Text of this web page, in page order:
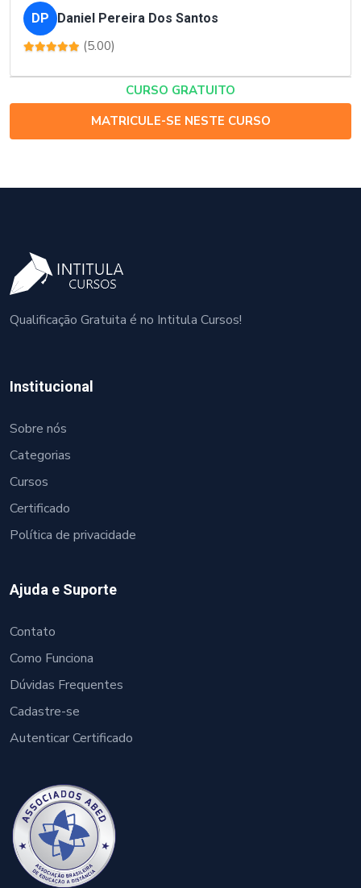
DP Daniel Pereira Dos Santos
(5.00)
CURSO GRATUITO
MATRICULE-SE NESTE CURSO
Qualificação Gratuita é no Intitula Cursos!
Institucional
Sobre nós
Categorias
Cursos
Certificado
Política de privacidade
Ajuda e Suporte
Contato
Como Funciona
Dúvidas Frequentes
Cadastre-se
Autenticar Certificado